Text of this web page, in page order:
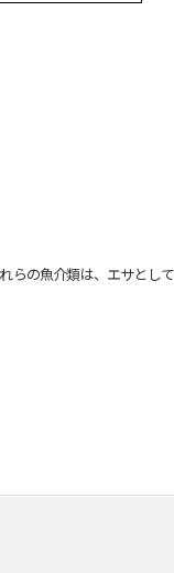
の魚介類は、エサとし